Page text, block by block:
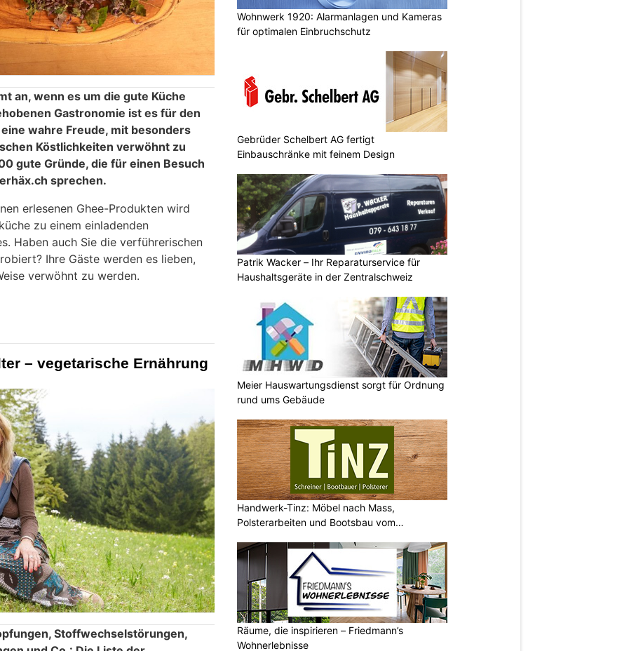
an, wenn es um die gute Küche
Gastronomie ist es für den
wahre Freude, mit besonders
Köstlichkeiten verwöhnt zu
gute Gründe, die für einen Besuch
sprechen.
erlesenen Ghee-Produkten wird
zu einem einladenden
Haben auch Sie die verführerischen
Ihre Gäste werden es lieben,
verwöhnt zu werden.
– vegetarische Ernährung
Stoffwechselstörungen,
Wohnwerk 1920: Alarmanlagen und Kameras
für optimalen Einbruchschutz
Gebrüder Schelbert AG fertigt
Einbauschränke mit feinem Design
Patrik Wacker – Ihr Reparaturservice für
Haushaltsgeräte in der Zentralschweiz
Meier Hauswartungsdienst sorgt für Ordnung
rund ums Gebäude
Handwerk-Tinz: Möbel nach Mass,
Polsterarbeiten und Bootsbau vom
Räume, die inspirieren – Friedmann’s
Wohnerlebnisse